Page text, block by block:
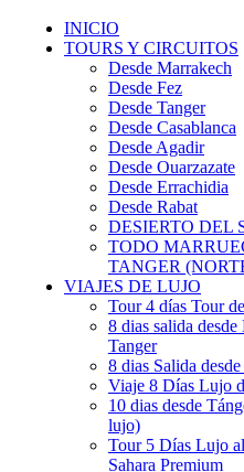
INICIO
TOURS Y CIRCUITOS
Desde Marrakech
Desde Fez
Desde Tanger
Desde Casablanca
Desde Agadir
Desde Ouarzazate
Desde Errachidia
Desde Rabat
DESIERTO DEL
TODO
TANGER
VIAJES DE LUJO
Tour 4 días Tour
8 dias salida
Tanger
8 dias Salida
Viaje 8 Días Lujo
10 dias desde
lujo)
Tour 5 Días Lujo
Sahara Premium